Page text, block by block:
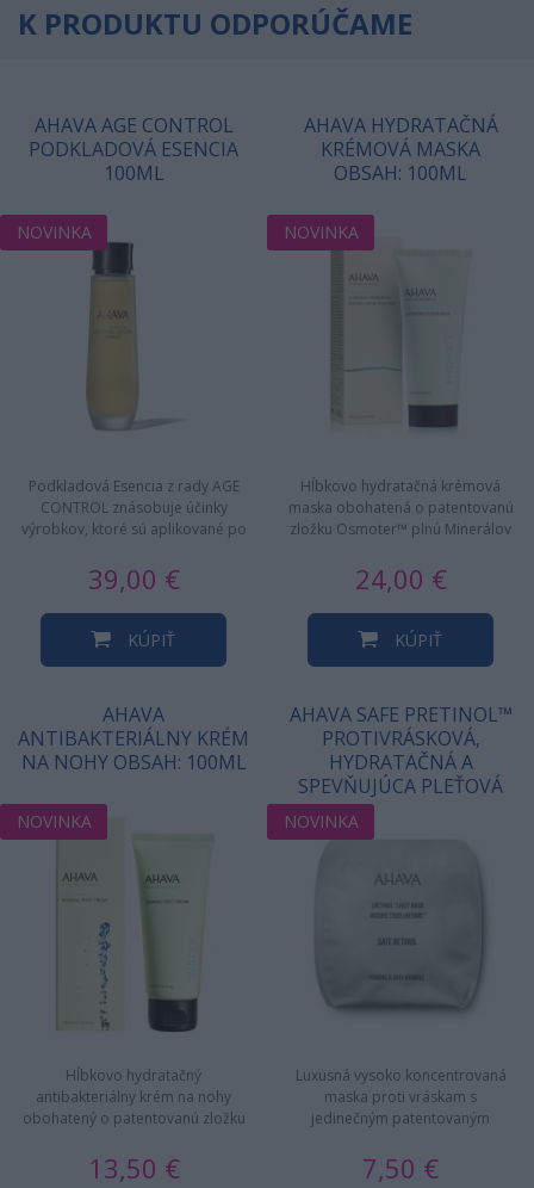
K PRODUKTU ODPORÚČAME
AHAVA AGE CONTROL
PODKLADOVÁ ESENCIA
100ML
NOVINKA
Podkladová Esencia z rady AGE
CONTROL znásobuje účinky
výrobkov, ktoré sú aplikované po
39,00 €
KÚPIŤ
AHAVA HYDRATAČNÁ
KRÉMOVÁ MASKA
OBSAH: 100ML
NOVINKA
Hĺbkovo hydratačná krémová
maska obohatená o patentovanú
zložku Osmoter™ plnú Minerálov
24,00 €
KÚPIŤ
AHAVA
ANTIBAKTERIÁLNY KRÉM
NA NOHY OBSAH: 100ML
NOVINKA
Hĺbkovo hydratačný
antibakteriálny krém na nohy
obohatený o patentovanú zložku
Mŕtveho mora,…
13,50 €
AHAVA SAFE PRETINOL™
PROTIVRÁSKOVÁ,
HYDRATAČNÁ A
SPEVŇUJÚCA PLEŤOVÁ
MASKA SHEET MASK
NOVINKA
Luxusná vysoko koncentrovaná
maska proti vráskam s
jedinečným patentovaným
exkluzívnou zmesou…
7,50 €